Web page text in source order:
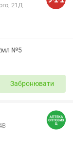
21Д
№5
Забронювати